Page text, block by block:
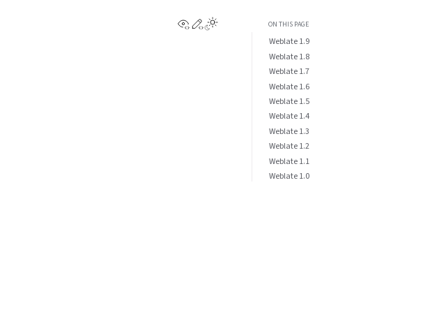
View this page
Edit this pageON THIS PAGE
Weblate 1.9
Weblate 1.8
Weblate 1.7
Weblate 1.6
Weblate 1.5
Weblate 1.4
Weblate 1.3
Weblate 1.2
Weblate 1.1
Weblate 1.0